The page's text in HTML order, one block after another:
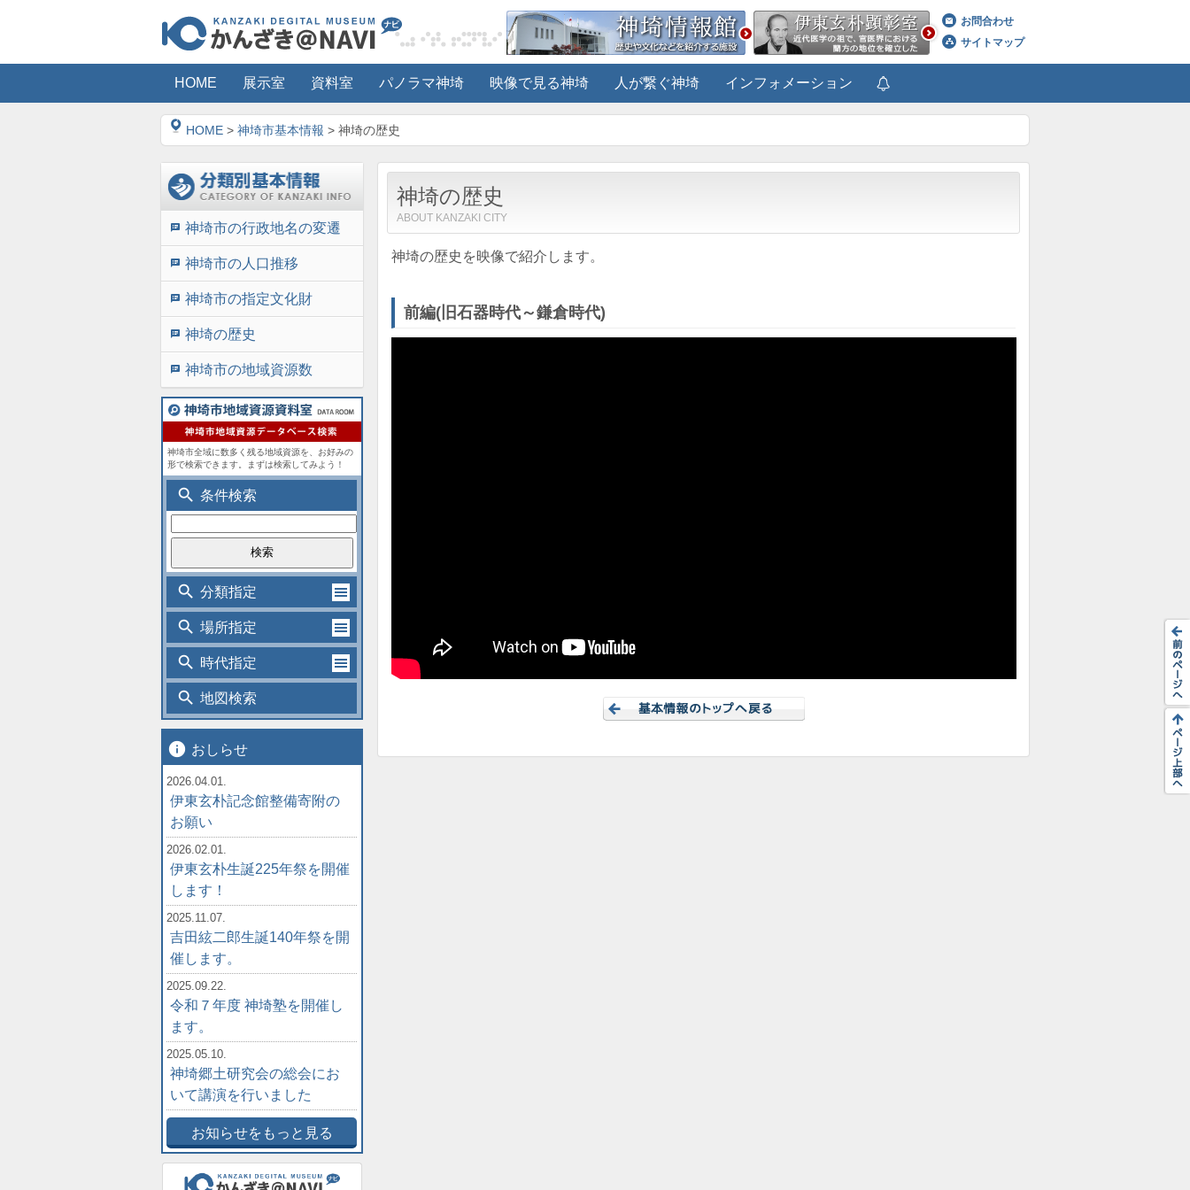
お問合わせ
サイトマップ
HOME 展示室 資料室 パノラマ神埼 映像で見る神埼 人が繋ぐ神埼 インフォメーション
HOME > 神埼市基本情報 > 神埼の歴史
神埼の歴史
ABOUT KANZAKI CITY
神埼の歴史を映像で紹介します。
前編(旧石器時代～鎌倉時代)
speaker_notes 神埼市の行政地名の変遷
speaker_notes 神埼市の人口推移
speaker_notes 神埼市の指定文化財
speaker_notes 神埼の歴史
speaker_notes 神埼市の地域資源数
神埼市全域に数多く残る地域資源を、お好みの
形で検索できます。まずは検索してみよう！
search 条件検索
search 分類指定
search 場所指定
search 時代指定
search 地図検索
info おしらせ
2026.04.01.
伊東玄朴記念館整備寄附の
お願い
2026.02.01.
伊東玄朴生誕225年祭を開催
します！
2025.11.07.
吉田絃二郎生誕140年祭を開
催します。
2025.09.22.
令和７年度 神埼塾を開催し
ます。
2025.05.10.
神埼郷土研究会の総会にお
いて講演を行いました
お知らせをもっと見る